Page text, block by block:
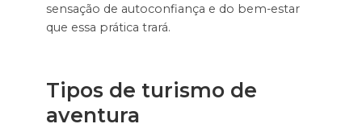
sensação de autoconfiança e do bem-estar
que essa prática trará.
Tipos de turismo de
aventura